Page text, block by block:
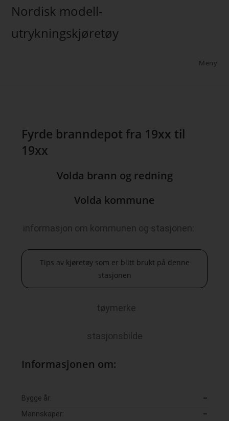
Nordisk modell-
utrykningskjøretøy
Meny
Fyrde branndepot fra 19xx til
19xx
Volda brann og redning
Volda kommune
informasjon om kommunen og stasjonen:
Tips av kjøretøy som er blitt brukt på denne
stasjonen
tøymerke
stasjonsbilde
Informasjonen om:
Bygge år:
–
Mannskaper:
–